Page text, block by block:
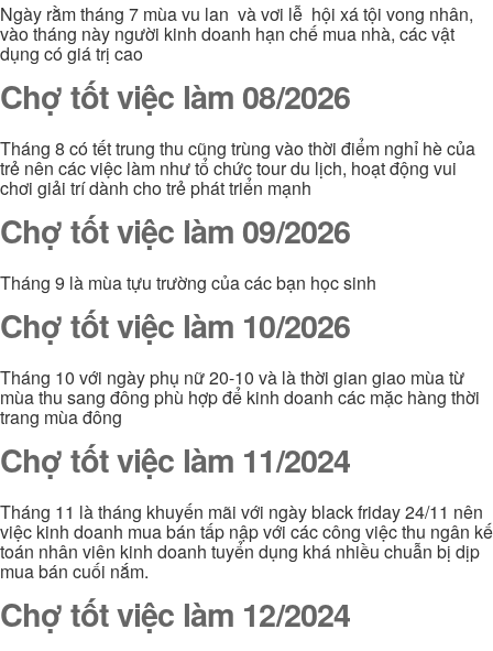
Ngày rằm tháng 7 mùa vu lan và vơi lễ hội xá tội vong nhân,
vào tháng này người kinh doanh hạn chế mua nhà, các vật
dụng có giá trị cao
Chợ tốt việc làm 08/2026
Tháng 8 có tết trung thu cũng trùng vào thời điểm nghỉ hè của
trẻ nên các việc làm như tổ chức tour du lịch, hoạt động vui
chơi giải trí dành cho trẻ phát triển mạnh
Chợ tốt việc làm 09/2026
Tháng 9 là mùa tựu trường của các bạn học sinh
Chợ tốt việc làm 10/2026
Tháng 10 với ngày phụ nữ 20-10 và là thời gian giao mùa từ
mùa thu sang đông phù hợp để kinh doanh các mặc hàng thời
trang mùa đông
Chợ tốt việc làm 11/2024
Tháng 11 là tháng khuyến mãi với ngày black friday 24/11 nên
việc kinh doanh mua bán tấp nập với các công việc thu ngân kế
toán nhân viên kinh doanh tuyển dụng khá nhiều chuẫn bị dịp
mua bán cuối nắm.
Chợ tốt việc làm 12/2024